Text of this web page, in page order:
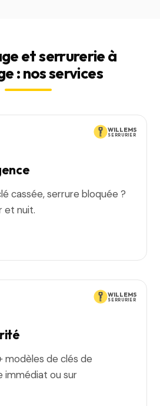
et serrurerie à
: nos services
WILLEMS
SERRURIER
cassée, serrure bloquée ?
et nuit.
WILLEMS
SERRURIER
modèles de clés de
immédiat ou sur